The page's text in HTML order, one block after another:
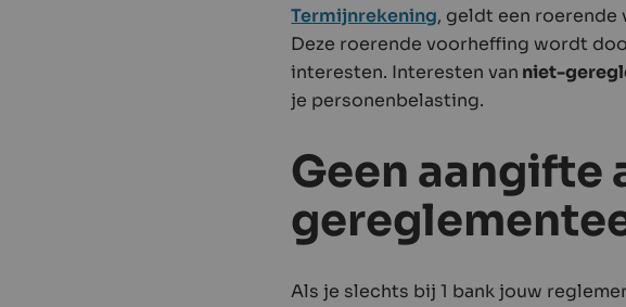
Termijnrekening, geldt een roerende
Deze roerende voorheffing wordt
interesten. Interesten van niet-
je personenbelasting.
Geen aangifte
Als je slechts bij 1 bank jouw